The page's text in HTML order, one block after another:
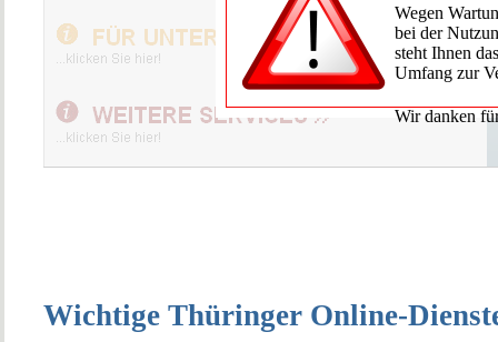
Wegen
bei der
steht Ihnen
Umfang zur
Wir danken
Wichtige Thüringer Online-